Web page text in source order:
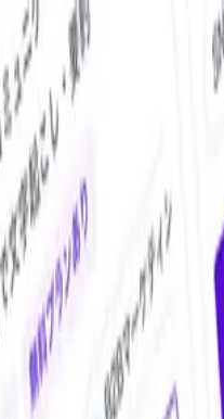
、日本最大級の法人向け